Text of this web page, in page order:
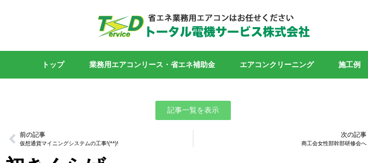
トップ 業務用エアコンリース・省エネ補助金 エアコンクリーニング 施工例
記事一覧を表示
前の記事
仮想通貨マイニングシステムの工事!(^^)!
次の記事
商工会女性部幹部研修会へ